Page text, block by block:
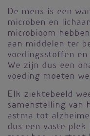
De mens is een
microben en
microbioom
aan middelen ter
voedingsstoffen
We zijn dus een
voeding moeten
Elk ziektebeeld
samenstelling van
astma tot
dus een vaste